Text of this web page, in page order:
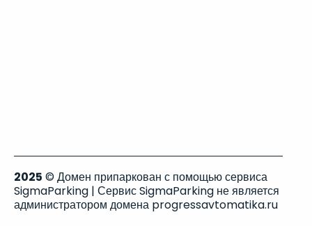
2025 © Домен припаркован с помощью сервиса
SigmaParking | Сервис SigmaParking не является
администратором домена progressavtomatika.ru